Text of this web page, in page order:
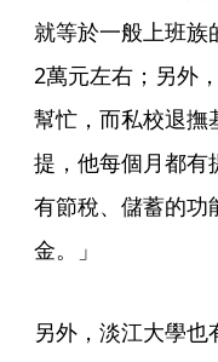
就等於一般上班族
2萬元左右；另外
幫忙，而私校退撫
提，他每個月都有
有節稅、儲蓄的功
金。」
另外，淡江大學